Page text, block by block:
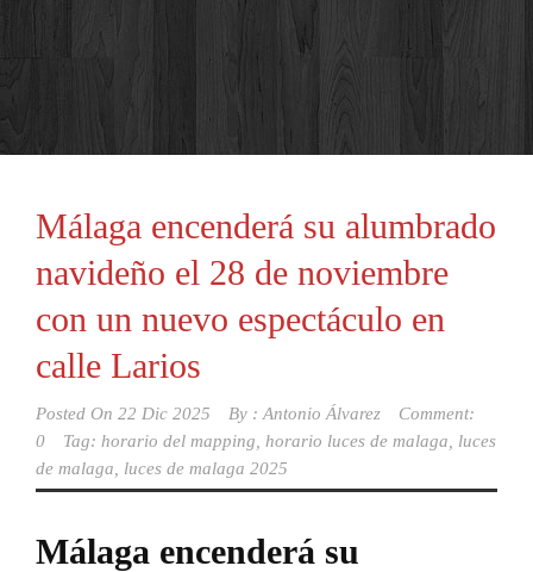
Málaga encenderá su alumbrado
navideño el 28 de noviembre
con un nuevo espectáculo en
calle Larios
Posted On 22 Dic 2025 By : Antonio Álvarez
Comment:
0
Tag: horario del mapping horario luces de malaga
luces
de malaga
luces de malaga 2025
Málaga encenderá su